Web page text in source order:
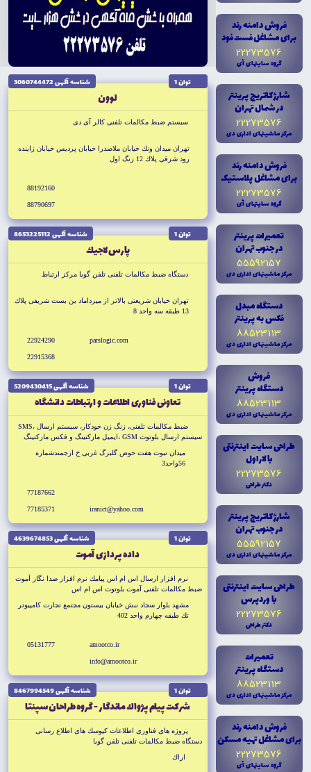
فروش دامنه رند
براى مشاغل فست فود
22273576
گروه سايتهاى آى
شارژ کاتريج پرينتر
در شمال تهران
22273576
مرکز ماشينهاى ادارى دى
فروش دامنه رند
براى مشاغل پلاستيک
22273576
گروه سايتهاى آى
تعميرات پرينتر
در جنوب تهران
55592157
مرکز ماشينهاى ادارى دى
دستگاه مبدل
فکس به پرينتر
88523113
مرکز ماشينهاى ادارى دى
فروش
دستگاه پرينتر
88523113
مرکز ماشينهاى ادارى دى
طراحى سايت اينترنتى
با لاراول
22273576
دکتر طراحى
شارژ کاتريج پرينتر
در جنوب تهران
55592157
مرکز ماشينهاى ادارى دى
طراحى سايت اينترنتى
با وردپرس
22273576
دکتر طراحى
تعميرات
دستگاه پرينتر
88523113
مرکز ماشينهاى ادارى دى
فروش دامنه رند
براى مشاغل تهيه مسکن
22273576
گروه سايتهاى آى
توان 1 شناسه آگهى 3060744472
لوون
سيستم ضبط مكالمات تلفنى كالر آى دى
تهران ميدان ونك خيابان ملاصدرا خيابان پرديس خيابان زاينده
رود شرقى پلاك 12 زنگ اول
88192160
88790697
توان 1 شناسه آگهى 8653225112
پارس لاجيك
دستگاه ضبط مكالمات تلفنى تلفن گويا مركز ارتباط
تهران خيابان شريعتى بالاتر از ميرداماد بن بست شريفى پلاك
13 طبقه سه واحد 8
parslogic.com
22924290
22915368
توان 1 شناسه آگهى 5209430415
تعاونى فناورى اطلاعات و ارتباطات دانشگاه
ضبط مكالمات تلفنى، زنگ زن خودكار، سيستم ارسال ،SMS
سيستم ارسال بلوتوث GSM ،ايميل ماركتينگ و فكس ماركتينگ
ميدان نبوت هفت حوض گلبرگ غربى خ ارجمندشماره
56واحد3
iranict@yahoo.com
77187662
77185371
توان 1 شناسه آگهى 4639674853
داده پردازى آموت
نرم افزار ارسال اس ام اس پيامك نرم افزار صدا نگار آموت
ضبط مكالمات تلفنى آموت بلوتوث اس ام اس
مشهد بلوار سجاد نبش خيابان بيستون مجتمع تجارت كامپيوتر
تك طبقه چهارم واحد 402
amootco.ir
info@amootco.ir
05131777
توان 1 شناسه آگهى 8467994549
شركت پيام پژواك ماندگار - گروه طراحان سپنتا
پروژه هاى فناورى اطلاعات كيوسك هاى اطلاع رسانى
دستگاه ضبط مكالمات تلفنى تلفن گويا
اراك